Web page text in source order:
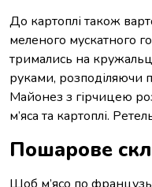
До картоплі також
меленого мускатного
тримались на
руками, розподіляючи
Майонез з гірчицею
м’яса та картоплі.
Пошарове